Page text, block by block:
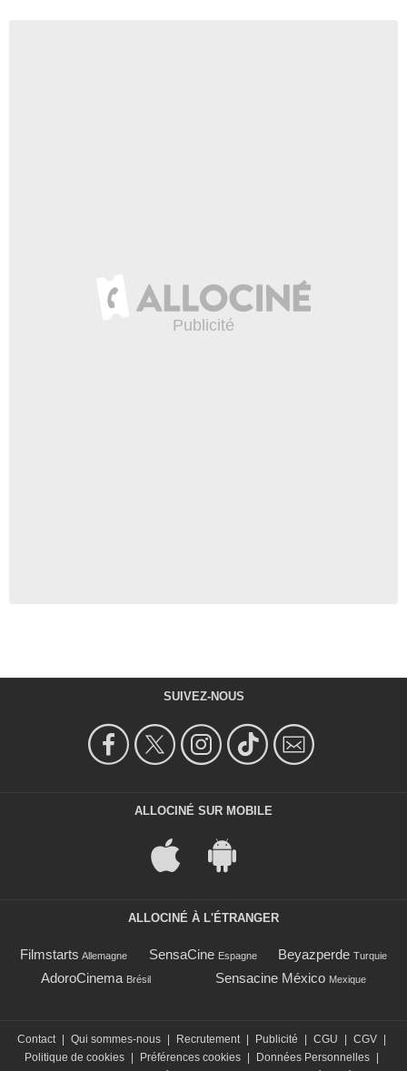
SUIVEZ-NOUS
ALLOCINÉ SUR MOBILE
ALLOCINÉ À L'ÉTRANGER
Filmstarts Allemagne SensaCine Espagne Beyazperde Turquie
AdoroCinema Brésil Sensacine México Mexique
Contact Qui sommes-nous Recrutement Publicité CGU CGV
Politique de cookies
Préférences cookies Données Personnelles